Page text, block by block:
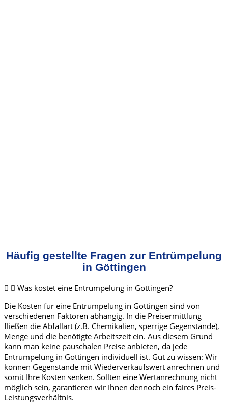
Häufig gestellte Fragen zur Entrümpelung
in Göttingen
Was kostet eine Entrümpelung in Göttingen?
Die Kosten für eine Entrümpelung in Göttingen sind von
verschiedenen Faktoren abhängig. In die Preisermittlung
fließen die Abfallart (z.B. Chemikalien, sperrige Gegenstände),
Menge und die benötigte Arbeitszeit ein. Aus diesem Grund
kann man keine pauschalen Preise anbieten, da jede
Entrümpelung in Göttingen individuell ist. Gut zu wissen: Wir
können Gegenstände mit Wiederverkaufswert anrechnen und
somit Ihre Kosten senken. Sollten eine Wertanrechnung nicht
möglich sein, garantieren wir Ihnen dennoch ein faires Preis-
Leistungsverhältnis.